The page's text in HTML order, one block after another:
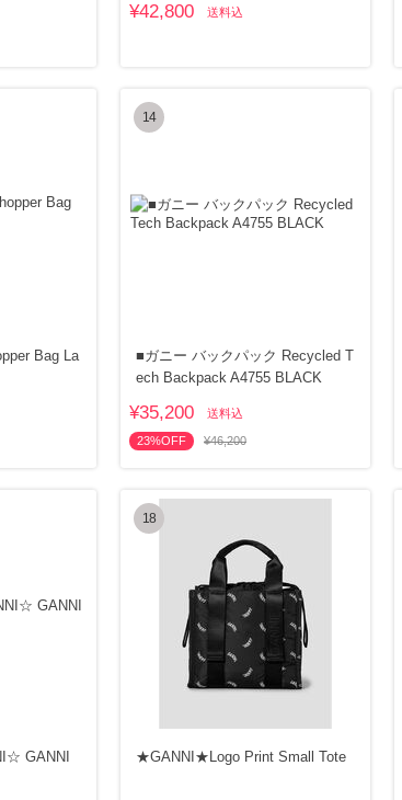
¥42,800 送料込
Bag La
14
■ガニー バックパック Recycled T
ech Backpack A4755 BLACK
¥35,200 送料込
23%OFF ¥46,200
GANNI
18
★GANNI★Logo Print Small Tote